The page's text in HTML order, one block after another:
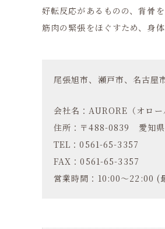
好転反応があるものの、背骨
筋肉の緊張をほぐすため、身
尾張旭市、瀬戸市、名古屋
会社名：AURORE（オロー
住所：〒488-0839 愛知県
TEL：0561-65-3357
FAX：0561-65-3357
営業時間：10:00～22:00